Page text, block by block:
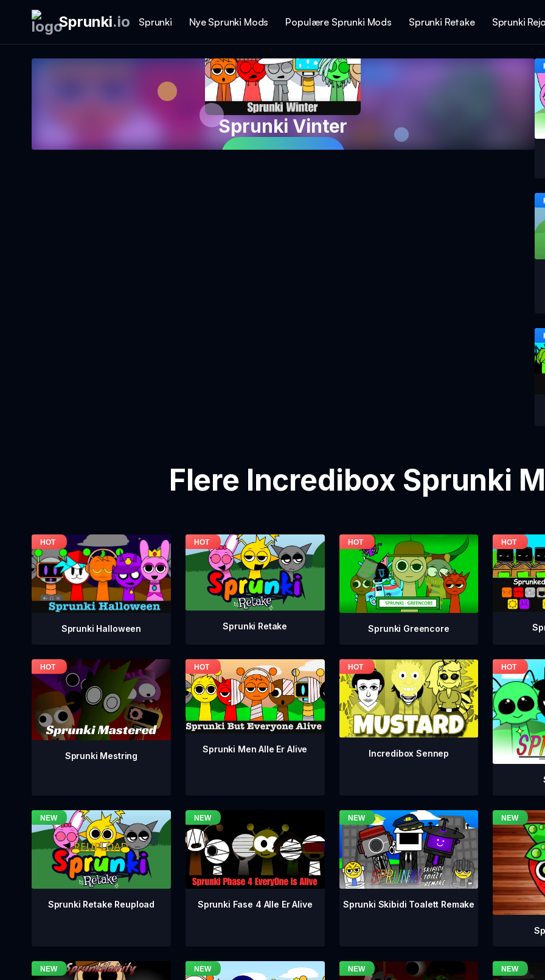
Sprunki.io Sprunki Nye Sprunki Mods Populære Sprunki Mods Sprunki Retake Sprunki
Sprunki Vinter
Flere Incredibox Sprunki
Sprunki Halloween Sprunki Retake Sprunki Greencore
Sprunki Mestring
Sprunki Men Alle Er Alive Incredibox Sennep
Sprunki Retake Reupload Sprunki Fase 4 Alle Er Alive Sprunki Skibidi Toalett Remake